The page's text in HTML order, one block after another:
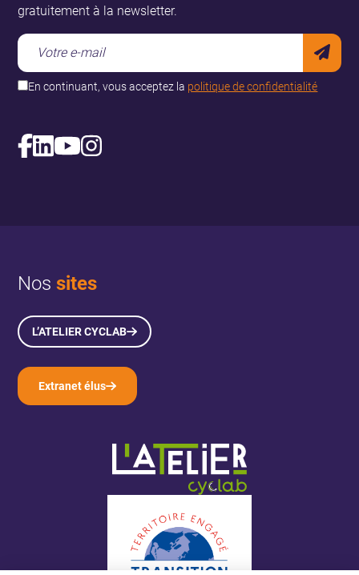
gratuitement à la newsletter.
En continuant, vous acceptez la politique de confidentialité
Nossites
L’ATELIER CYCLAB
Extranet élus